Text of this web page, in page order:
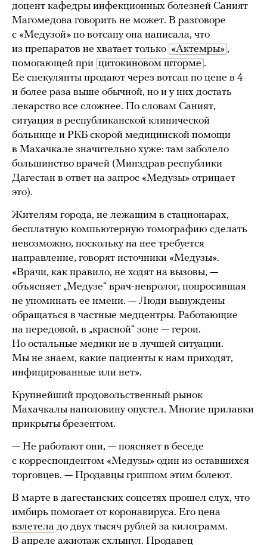
доцент кафедры инфекционных болезней Саният
Магомедова говорить не может. В разговоре
с «Медузой» по вотсапу она написала, что
из препаратов не хватает только «Актемры» ,
помогающей при цитокиновом шторме .
Ее спекулянты продают через вотсап по цене в 4
и более раза выше обычной, но и у них достать
лекарство все сложнее. По словам Саният,
ситуация в республиканской клинической
больнице и РКБ скорой медицинской помощи
в Махачкале значительно хуже: там заболело
большинство врачей (Минздрав республики
Дагестан в ответ на запрос «Медузы» отрицает
это).
Жителям города, не лежащим в стационарах,
бесплатную компьютерную томографию сделать
невозможно, поскольку на нее требуется
направление, говорят источники «Медузы».
«Врачи, как правило, не ходят на вызовы, —
объясняет „Медузе“ врач-невролог, попросившая
не упоминать ее имени. — Люди вынуждены
обращаться в частные медцентры. Работающие
на передовой, в „красной“ зоне — герои.
Но остальные медики не в лучшей ситуации.
Мы не знаем, какие пациенты к нам приходят,
инфицированные или нет».
Крупнейший продовольственный рынок
Махачкалы наполовину опустел. Многие прилавки
прикрыты брезентом.
— Не работают они, — поясняет в беседе
с корреспондентом «Медузы» один из оставшихся
торговцев. — Продавцы гриппом этим болеют.
В марте в дагестанских соцсетях прошел слух, что
имбирь помогает от коронавируса. Его цена
взлетела до двух тысяч рублей за килограмм.
В апреле ажиотаж схлынул. Продавец